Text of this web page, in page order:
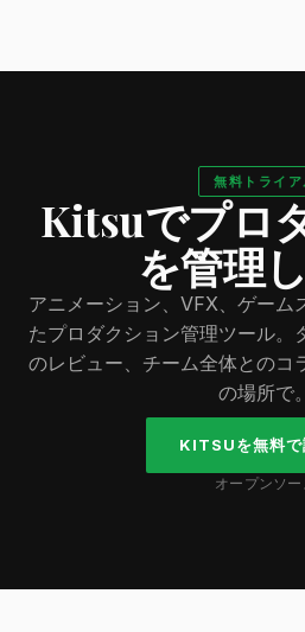
無料トライア
Kitsuでプロ
を管理
アニメーション、VFX、ゲーム
たプロダクション管理ツール。
のレビュー、チーム全体とのコ
の場所で。
KITSUを無料で
オープンソー